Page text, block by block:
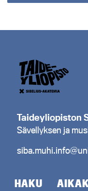
Taideyliopiston
Sävellyksen ja
HAKU